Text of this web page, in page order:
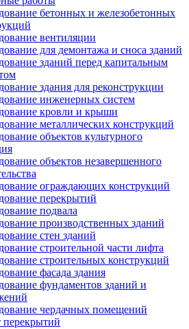
бетонных и железобетонных
вентиляции
для демонтажа и сноса зданий
зданий перед капитальным
здания для реконструкции
инженерных систем
кровли и крыши
металлических конструкций
объектов культурного
объектов незавершенного
ограждающих конструкций
перекрытий
подвала
производственных зданий
стен зданий
строительной части лифта
строительных конструкций
фасада здания
фундаментов зданий и
чердачных помещений
перекрытий